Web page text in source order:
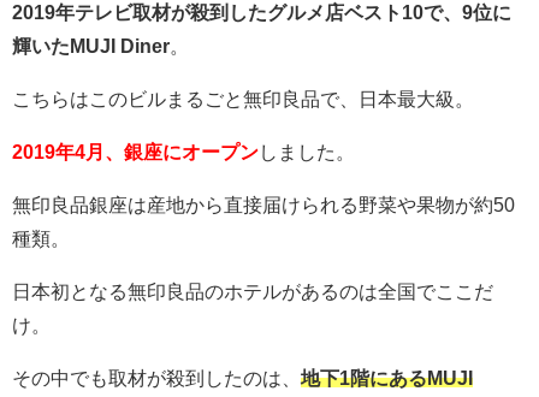
2019年テレビ取材が殺到したグルメ店ベスト10で、9位に
輝いたMUJI Diner
こちらはこのビルまるごと無印良品で、日本最大級。
2019年4月、銀座にオープンしました。
無印良品銀座は産地から直接届けられる野菜や果物が約50
種類。
日本初となる無印良品のホテルがあるのは全国でここだ
け。
その中でも取材が殺到したのは、 地下1階にあるMUJI